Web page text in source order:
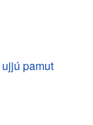
pamut